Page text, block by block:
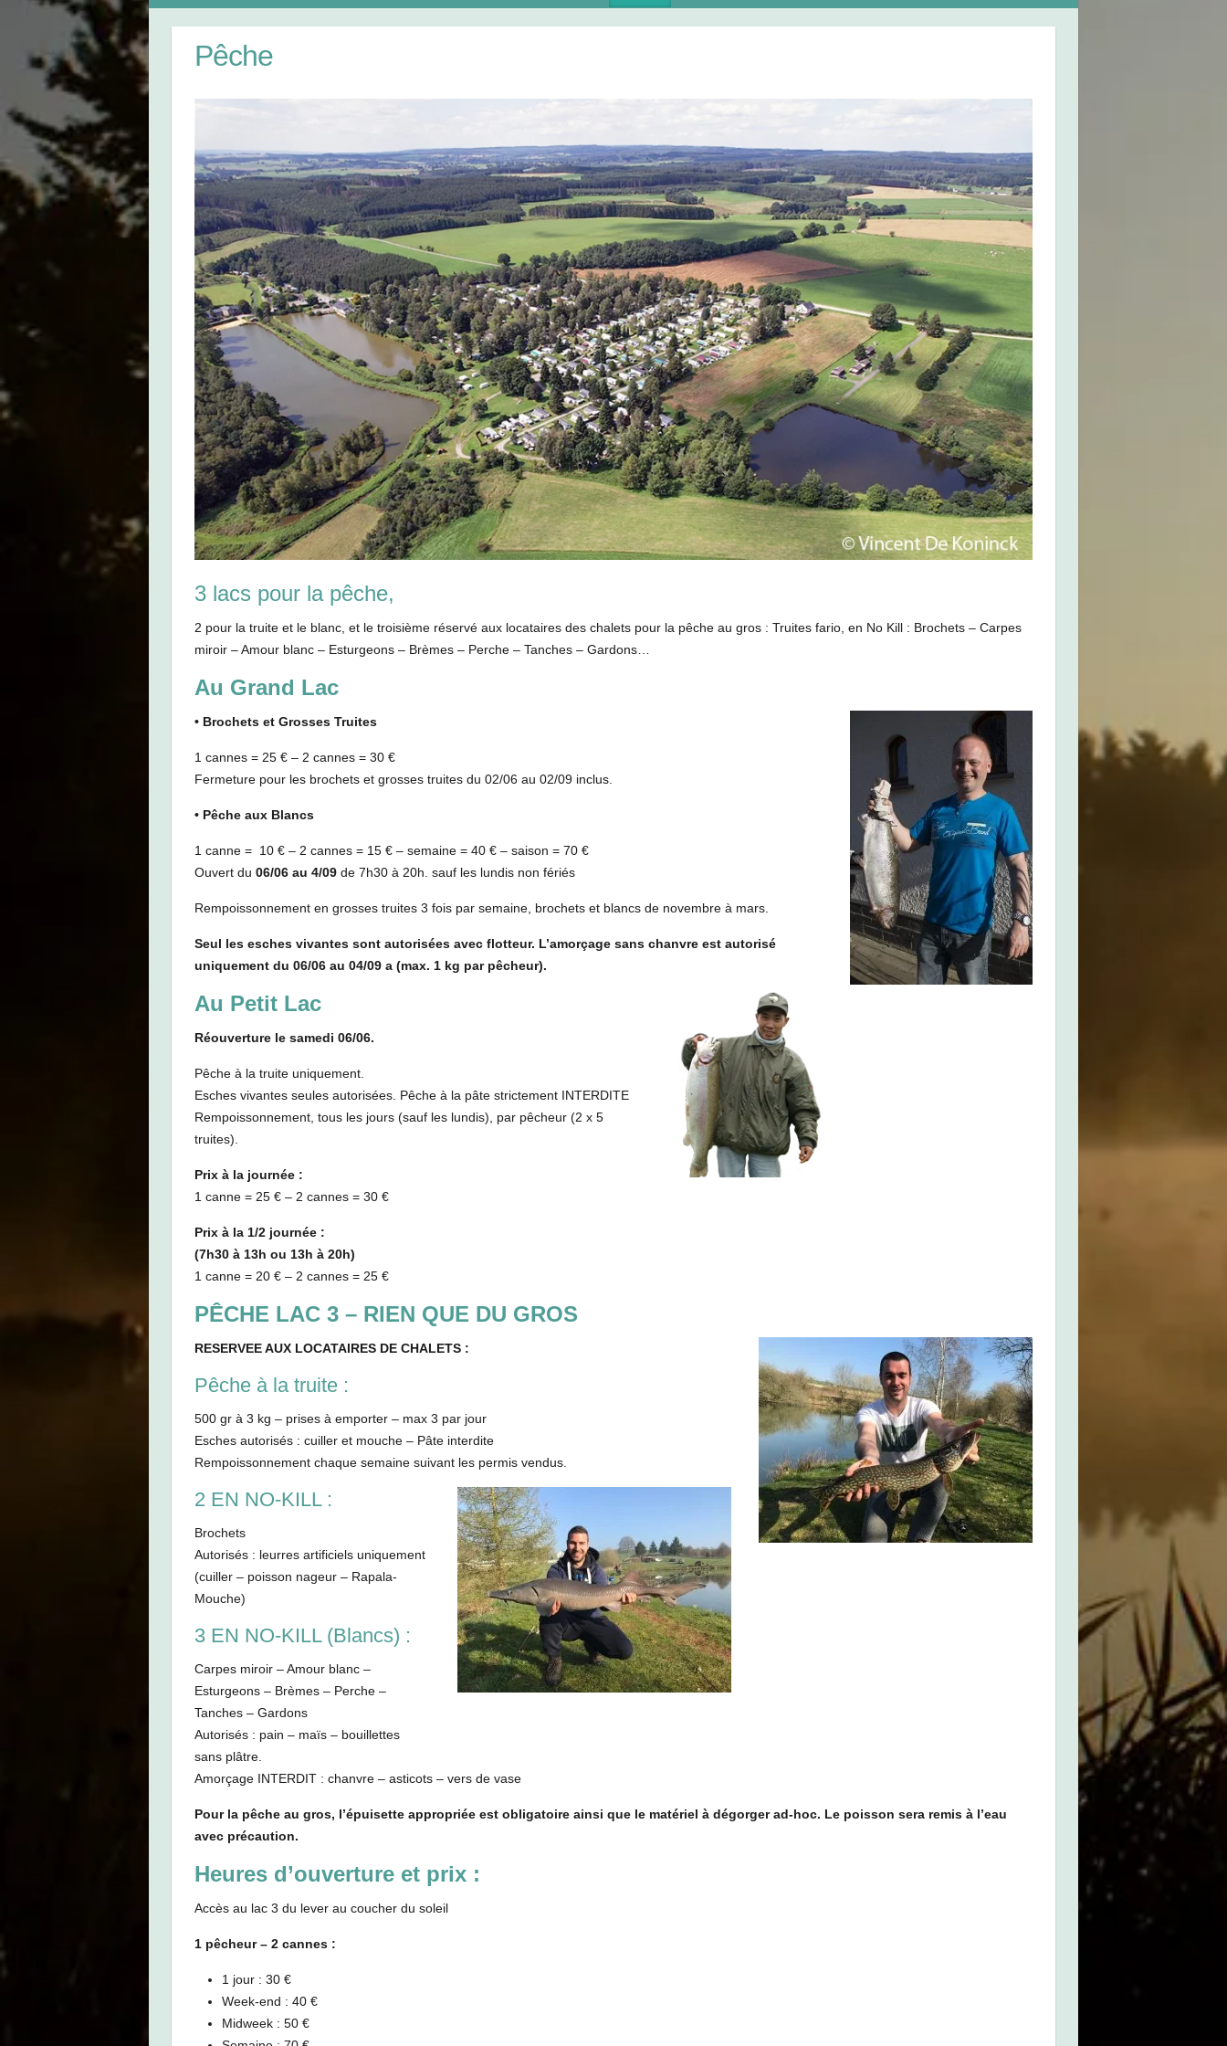
Pêche
3 lacs pour la pêche,
2 pour la truite et le blanc, et le troisième réservé aux locataires des chalets pour la pêche au gros : Truites fario, en No Kill : Brochets – Carpes
miroir – Amour blanc – Esturgeons – Brèmes – Perche – Tanches – Gardons…
Au Grand Lac
• Brochets et Grosses Truites
1 cannes = 25 € – 2 cannes = 30 €
Fermeture pour les brochets et grosses truites du 02/06 au 02/09 inclus.
• Pêche aux Blancs
1 canne = 10 € – 2 cannes = 15 € – semaine = 40 € – saison = 70 €
Ouvert du 06/06 au 4/09 de 7h30 à 20h. sauf les lundis non fériés
Rempoissonnement en grosses truites 3 fois par semaine, brochets et blancs de novembre à mars.
Seul les esches vivantes sont autorisées avec flotteur. L’amorçage sans chanvre est autorisé
uniquement du 06/06 au 04/09 a (max. 1 kg par pêcheur).
Au Petit Lac
Réouverture le samedi 06/06.
Pêche à la truite uniquement.
Esches vivantes seules autorisées. Pêche à la pâte strictement INTERDITE
Rempoissonnement, tous les jours (sauf les lundis), par pêcheur (2 x 5
truites).
Prix à la journée :
1 canne = 25 € – 2 cannes = 30 €
Prix à la 1/2 journée :
(7h30 à 13h ou 13h à 20h)
1 canne = 20 € – 2 cannes = 25 €
PÊCHE LAC 3 – RIEN QUE DU GROS
RESERVEE AUX LOCATAIRES DE CHALETS :
Pêche à la truite :
500 gr à 3 kg – prises à emporter – max 3 par jour
Esches autorisés : cuiller et mouche – Pâte interdite
Rempoissonnement chaque semaine suivant les permis vendus.
2 EN NO-KILL :
Brochets
Autorisés : leurres artificiels uniquement
(cuiller – poisson nageur – Rapala-
Mouche)
3 EN NO-KILL (Blancs) :
Carpes miroir – Amour blanc –
Esturgeons – Brèmes – Perche –
Tanches – Gardons
Autorisés : pain – maïs – bouillettes
sans plâtre.
Amorçage INTERDIT : chanvre – asticots – vers de vase
Pour la pêche au gros, l’épuisette appropriée est obligatoire ainsi que le matériel à dégorger ad-hoc. Le poisson sera remis à l’eau
avec précaution.
Heures d’ouverture et prix :
Accès au lac 3 du lever au coucher du soleil
1 pêcheur – 2 cannes :
1 jour : 30 €
Week-end : 40 €
Midweek : 50 €